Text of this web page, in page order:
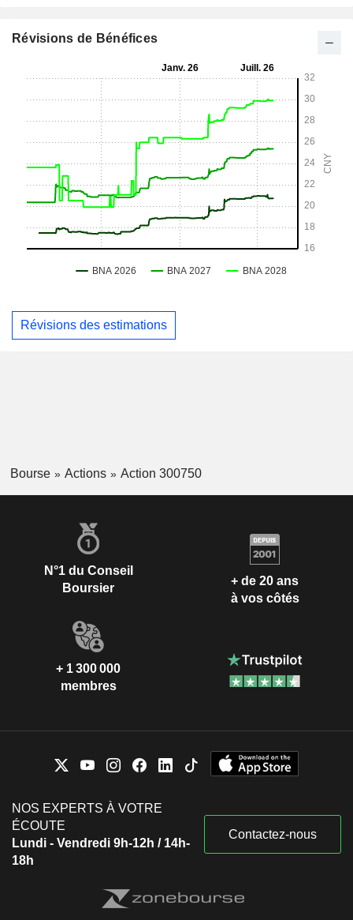
Révisions de Bénéfices
Révisions des estimations
Bourse Actions Action 300750
N°1 du Conseil
Boursier
+ de 20 ans
à vos côtés
+ 1 300 000
membres
NOS EXPERTS À VOTRE
ÉCOUTE
Lundi - Vendredi 9h-12h / 14h-
18h
Contactez-nous